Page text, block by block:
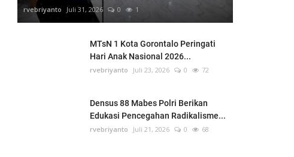
rvebriyanto Juli 31, 2026 0 1
MTsN 1 Kota Gorontalo Peringati
Hari Anak Nasional 2026...
rvebriyanto Juli 23, 2026 0 72
Densus 88 Mabes Polri Berikan
Edukasi Pencegahan Radikalisme...
rvebriyanto Juli 21, 2026 0 68